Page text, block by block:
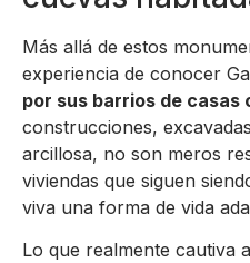
Más allá de estos
experiencia de conocer
por sus barrios de casas
construcciones,
arcillosa, no son meros
viviendas que siguen
viva una forma de vida
Lo que realmente cautiva